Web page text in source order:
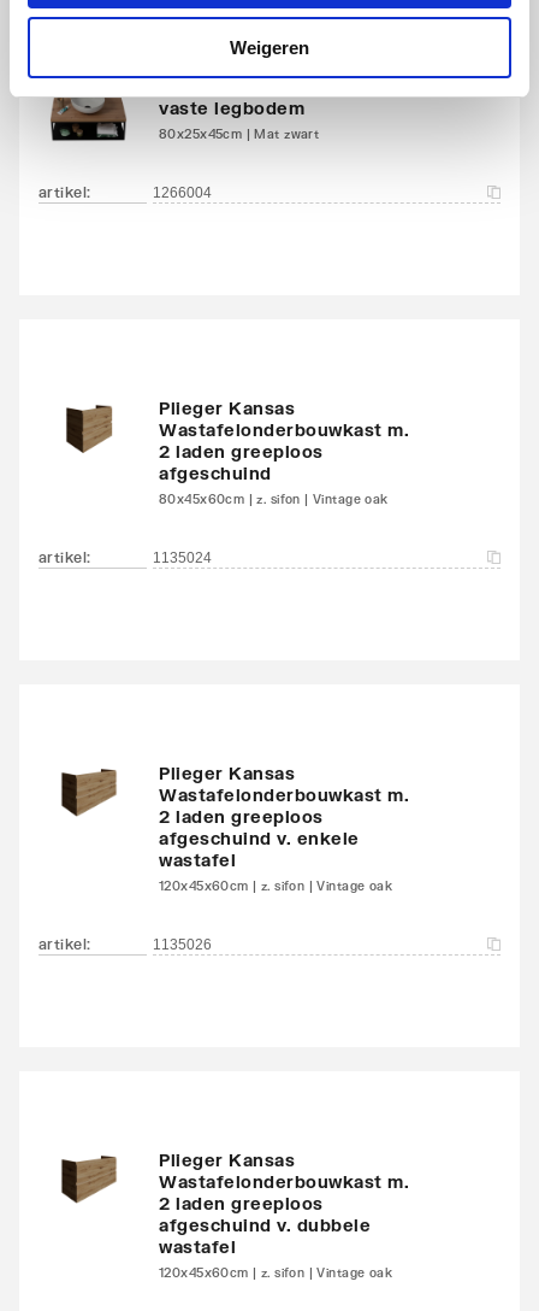
Weigeren
vaste legbodem
80x25x45cm | Mat zwart
artikel: 1266004
Plieger Kansas
Wastafelonderbouwkast m.
2 laden greeploos
afgeschuind
80x45x60cm | z. sifon | Vintage oak
artikel: 1135024
Plieger Kansas
Wastafelonderbouwkast m.
2 laden greeploos
afgeschuind v. enkele
wastafel
120x45x60cm | z. sifon | Vintage oak
artikel: 1135026
Plieger Kansas
Wastafelonderbouwkast m.
2 laden greeploos
afgeschuind v. dubbele
wastafel
120x45x60cm | z. sifon | Vintage oak